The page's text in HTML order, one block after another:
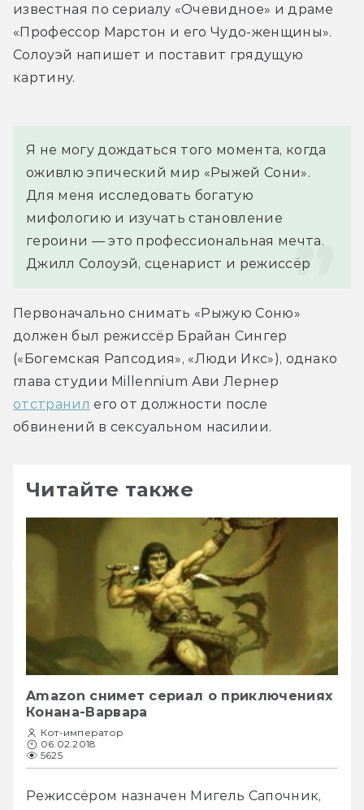
известная по сериалу «Очевидное» и драме
«Профессор Марстон и его Чудо-женщины».
Солоуэй напишет и поставит грядущую
картину.
Я не могу дождаться того момента, когда
оживлю эпический мир «Рыжей Сони».
Для меня исследовать богатую
мифологию и изучать становление
героини — это профессиональная мечта.
Джилл Солоуэй, сценарист и режиссёр
Первоначально снимать «Рыжую Соню»
должен был режиссёр Брайан Сингер
(«Богемская Рапсодия», «Люди Икс»), однако
отстранил его от должности после
обвинений в сексуальном насилии.
Читайте также
Amazon снимет сериал о приключениях
Конана-Варвара
Кот-император
06.02.2018
5625
Режиссёром назначен Мигель Сапочник,